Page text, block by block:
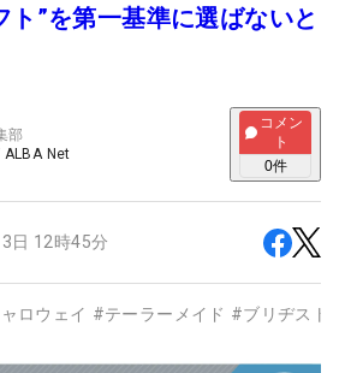
ト”を第一基準に選ばないと
部
ALBA Net
コメン
ト
0件
日 12時45分
ロウェイ #テーラーメイド #ブリヂスト